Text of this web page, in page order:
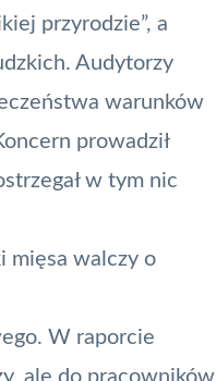
przyrodzie”, a
Audytorzy
warunków
prowadził
w tym nic
mięsa walczy o
W raporcie
ale do pracowników